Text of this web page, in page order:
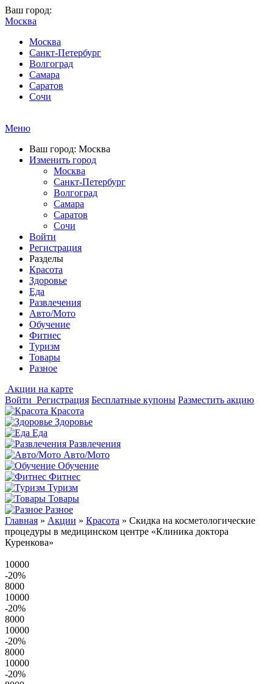
Ваш город:
Москва
Москва
Санкт-Петербург
Волгоград
Самара
Саратов
Сочи
Меню
Ваш город: Москва
Изменить город
Москва
Санкт-Петербург
Волгоград
Самара
Саратов
Сочи
Войти
Регистрация
Разделы
Красота
Здоровье
Еда
Развлечения
Авто/Мото
Обучение
Фитнес
Туризм
Товары
Разное
Акции на карте
Войти Регистрация Бесплатные купоны Разместить акцию
Красота
Здоровье
Еда
Развлечения
Авто/Мото
Обучение
Фитнес
Туризм
Товары
Разное
Главная » Акции » Красота » Скидка на косметологические
процедуры в медицинском центре «Клиника доктора
Куренкова»
10000
-20%
8000
10000
-20%
8000
10000
-20%
8000
10000
-20%